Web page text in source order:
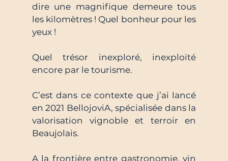
dire une magnifique demeure tous
les kilomètres ! Quel bonheur pour les
yeux !
Quel trésor inexploré, inexploité
encore par le tourisme.
C’est dans ce contexte que j’ai lancé
en 2021 BellojoviA, spécialisée dans la
valorisation vignoble et terroir en
Beaujolais.
A la frontière entre gastronomie, vin